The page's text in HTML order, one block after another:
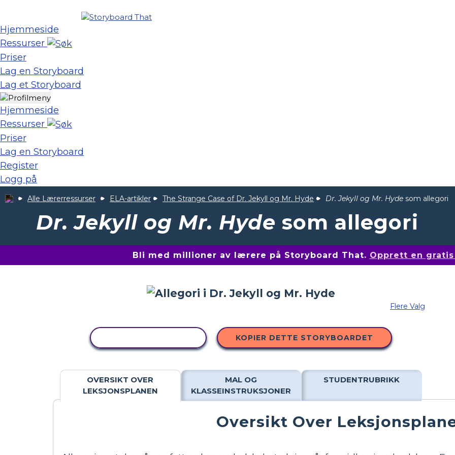
Hjemmeside
Ressurser
Priser
Lag en Storyboard
Lag et Storyboard
Hjemmeside
Ressurser
Priser
Lag en Storyboard
Register
Logg på
Alle Lærerressurser ELA-artikler The Strange Case of Dr. Jekyll og Mr. Hyde Dr. Jekyll og Mr. Hyde som allegori
Dr. Jekyll og Mr. Hyde som allegori
Bli med millioner av lærere på Storyboard That. Opprett en
Flere Valg
KOPIER DETTE STORYBOARDET
OVERSIKT OVER
LEKSJONSPLANEN
MAL OG
KLASSEINSTRUKSJONER
STUDENTRUBRIKK
Oversikt Over